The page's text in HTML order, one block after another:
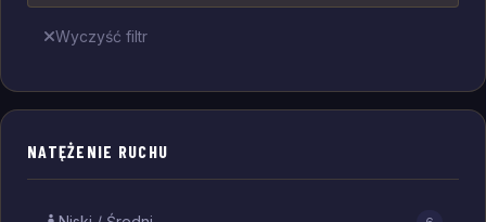
Wyczyść filtr
NATĘŻENIE RUCHU